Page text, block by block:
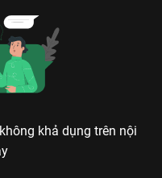
khả dụng trên nội